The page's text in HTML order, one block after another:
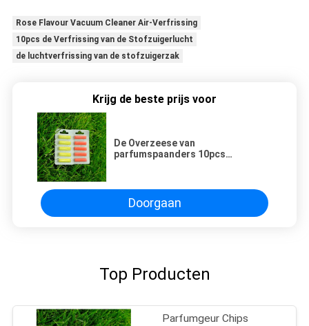
Rose Flavour Vacuum Cleaner Air-Verfrissing
10pcs de Verfrissing van de Stofzuigerlucht
de luchtverfrissing van de stofzuigerzak
Krijg de beste prijs voor
De Overzeese van
parfumspaanders 10pcs
Doorgaan
Top Producten
Parfumgeur Chips